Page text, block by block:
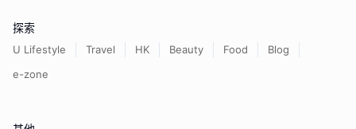
探索
U Lifestyle Travel HK Beauty Food
Blog
e-zone